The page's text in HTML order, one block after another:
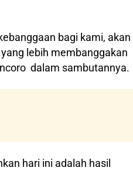
bagi kami, akan
lebih membanggakan
dalam sambutannya.
hari ini adalah hasil